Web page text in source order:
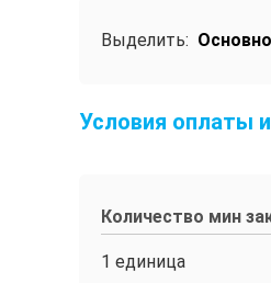
Выделить:
Условия оплаты
Количество мин
1 единица